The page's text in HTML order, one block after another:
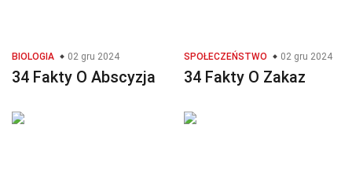
BIOLOGIA 02 gru 2024
34 Fakty O Abscyzja
SPOŁECZEŃSTWO 02 gru 2024
34 Fakty O Zakaz